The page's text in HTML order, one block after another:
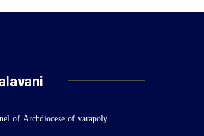
of Archdiocese of varapoly.